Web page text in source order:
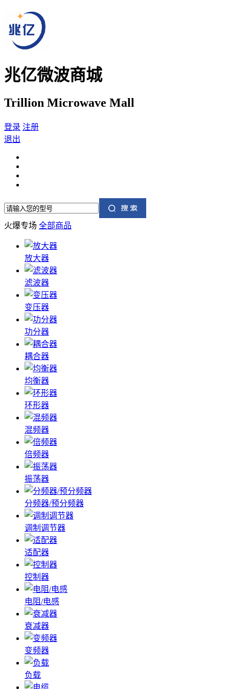
兆亿微波商城
Trillion Microwave Mall
登录 注册
退出
火爆专场 全部商品
放大器
滤波器
变压器
功分器
耦合器
均衡器
环形器
混频器
倍频器
振荡器
分频器/预分频器
调制调节器
适配器
控制器
电阻/电感
衰减器
变频器
负载